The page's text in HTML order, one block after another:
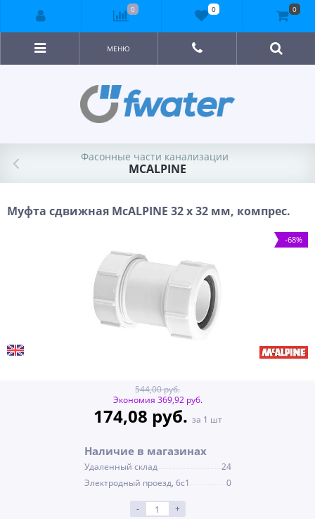
МЕНЮ
Фасонные части канализации
MCALPINE
Муфта сдвижная McALPINE 32 х 32 мм, компрес.
-68%
544,00 руб.
Экономия 369,92 руб.
174,08 руб. за 1 шт
Наличие в магазинах
Удаленный склад
24
Электродный проезд, 6с1
0
- +
0 0 0